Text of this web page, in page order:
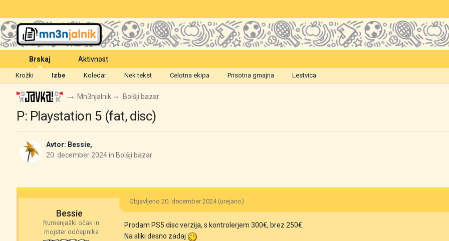
Brskaj
Krožki Izbe Koledar Nek tekst Celotna ekipa Prisotna gmajna Lestvica
Aktivnost
Mn3njalnik Bolšji bazar
P: Playstation 5 (fat, disc)
Avtor: Bessie,
20. december 2024in Bolšji bazar
Bessie
Rumenjaški očak in
mojster odčepnika
Objavljeno20. december 2024 (urejano)
Prodam PS5 disc verzija, s kontrolerjem 300€, brez 250€.
Na sliki desno zadaj